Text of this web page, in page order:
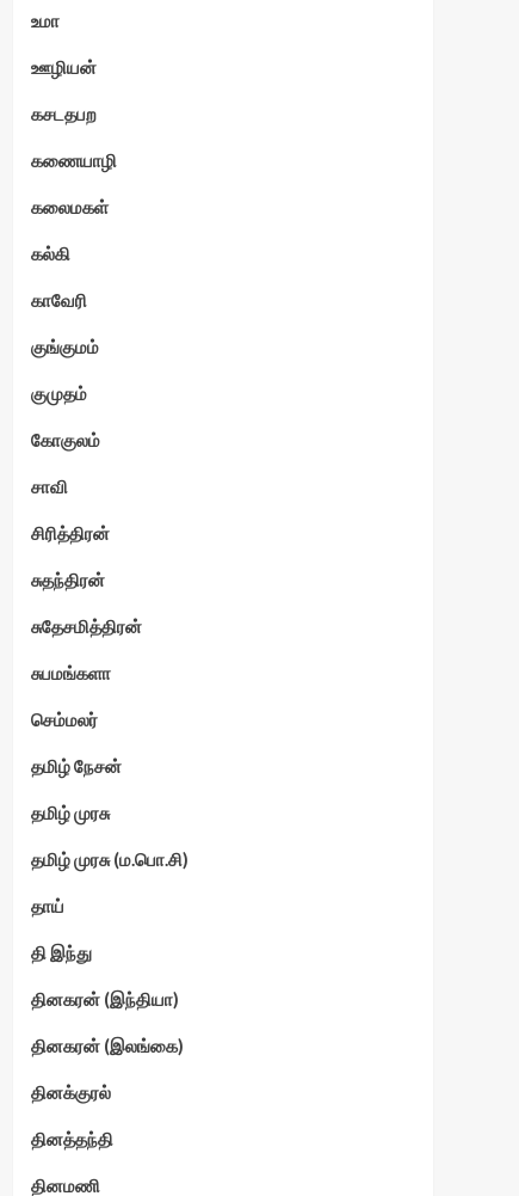
உமா
ஊழியன்
கசடதபற
கணையாழி
கலைமகள்
கல்கி
காவேரி
குங்குமம்
குமுதம்
கோகுலம்
சாவி
சிரித்திரன்
சுதந்திரன்
சுதேசமித்திரன்
சுபமங்களா
செம்மலர்
தமிழ் நேசன்
தமிழ் முரசு
தமிழ் முரசு (ம.பொ.சி)
தாய்
தி இந்து
தினகரன் (இந்தியா)
தினகரன் (இலங்கை)
தினக்குரல்
தினத்தந்தி
தினமணி